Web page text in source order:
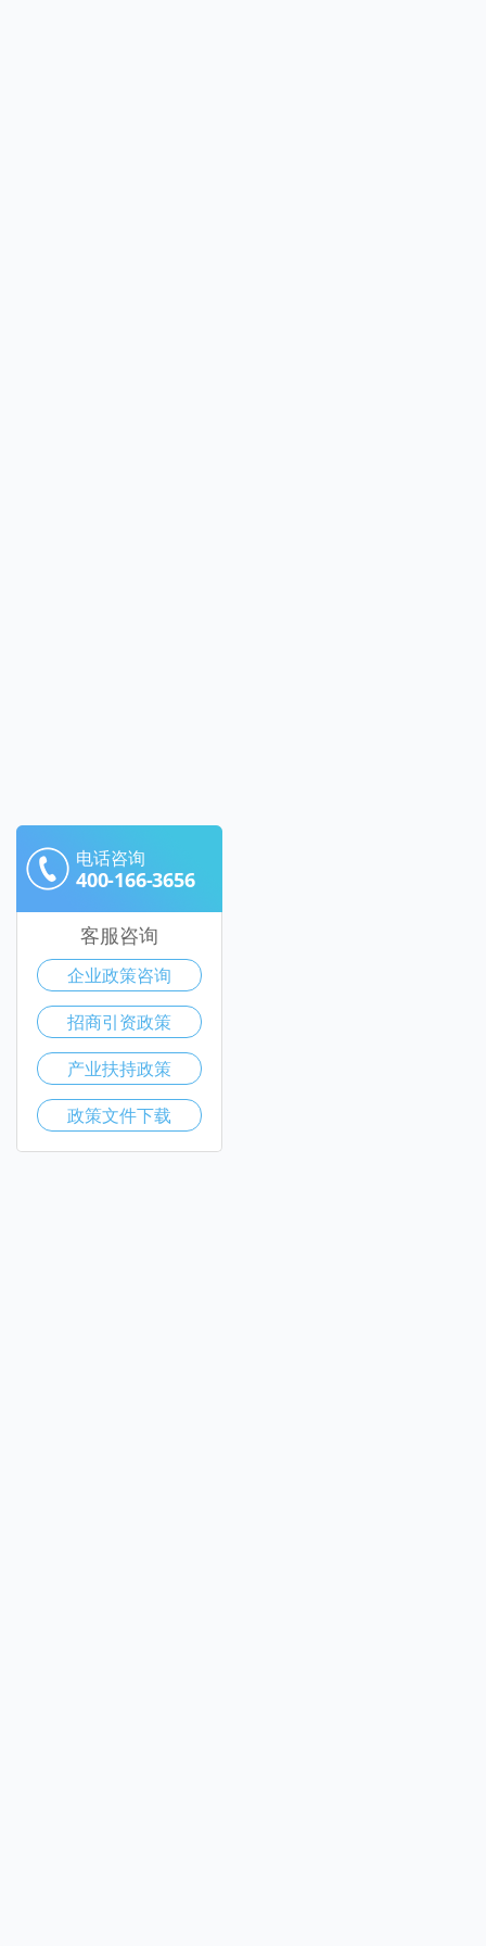
电话咨询
400-166-3656
客服咨询
企业政策咨询
招商引资政策
产业扶持政策
政策文件下载